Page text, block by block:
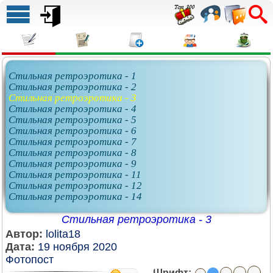
Стильная ретроэротика - 1
Стильная ретроэротика - 2
Стильная ретроэротика - 3
Стильная ретроэротика - 4
Стильная ретроэротика - 5
Стильная ретроэротика - 6
Стильная ретроэротика - 7
Стильная ретроэротика - 8
Стильная ретроэротика - 9
Стильная ретроэротика - 11
Стильная ретроэротика - 12
Стильная ретроэротика - 14
Стильная ретроэротика - 3
Автор: lolita18
Дата: 19 ноября 2020
Фотопост